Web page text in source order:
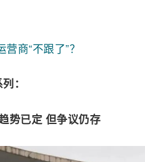
商“不跟了”？
：
势已定 但争议仍存